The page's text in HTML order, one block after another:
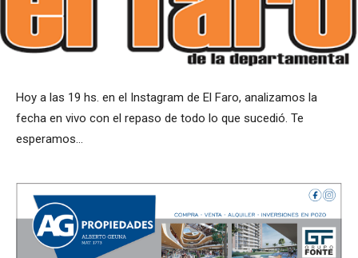
Hoy a las 19 hs. en el Instagram de El Faro, analizamos la
fecha en vivo con el repaso de todo lo que sucedió. Te
esperamos…